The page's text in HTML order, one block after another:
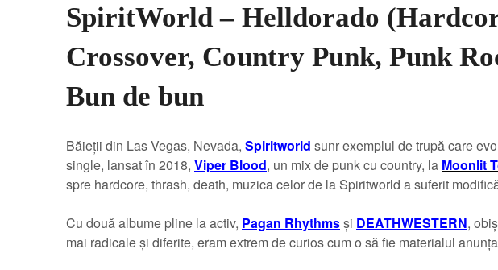
SpiritWorld – Helldorado
Crossover, Country Punk, Punk
Bun de bun
Băieții din Las Vegas, Nevada, Spiritworld sunr exemplul de trupă care
single, lansat în 2018, Viper Blood, un mix de punk cu country, la Moonlit
spre hardcore, thrash, death, muzica celor de la Spiritworld a suferit
Cu două albume pline la activ, Pagan Rhythmsși DEATHWESTERN,
mai radicale și diferite, eram extrem de curios cum o să fie materialul